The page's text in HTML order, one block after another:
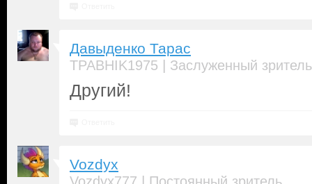
Давыденко Тарас
TPABHIK1975 | Заслуженный зритель
Другий!
Vozdyx